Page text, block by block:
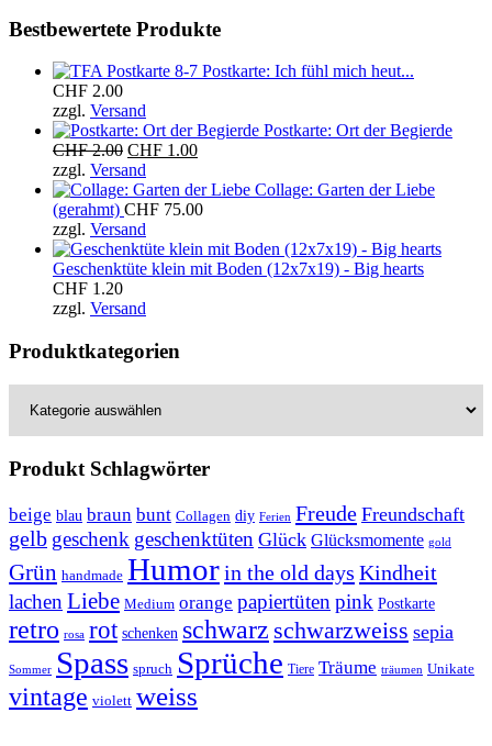
Bestbewertete Produkte
Postkarte: Ich fühl mich heut...
CHF 2.00
zzgl. Versand
Postkarte: Ort der Begierde
CHF2.00 Ursprünglicher
Preis
war:
CHF 2.00
CHF 1.00Aktueller
ist:
CHF 1.00.
zzgl. Versand
Collage: Garten der Liebe
(gerahmt) CHF 75.00
zzgl. Versand
Geschenktüte klein mit Boden (12x7x19) - Big hearts
CHF 1.20
zzgl. Versand
Produktkategorien
Produkt Schlagwörter
beige blau braun bunt Collagen diy Ferien Freude Freundschaft
gelb geschenk geschenktüten Glück Glücksmomente gold
Grün handmade Humorin the old days Kindheit
lachenLiebe Medium orange papiertütenpink Postkarte
retro rosa rot schenken schwarz schwarzweiss sepia
Sommer Spass spruch Sprüche Tiere Träume träumen Unikate
vintage violett weiss